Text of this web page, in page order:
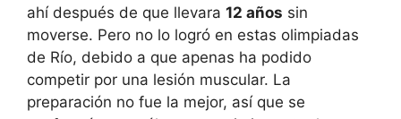
ahí después de que llevara 12 años sin
moverse. Pero no lo logró en estas olimpiadas
de Río, debido a que apenas ha podido
competir por una lesión muscular. La
preparación no fue la mejor, así que se